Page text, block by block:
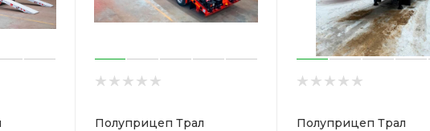
Полуприцеп Трал
Полуприцеп Трал